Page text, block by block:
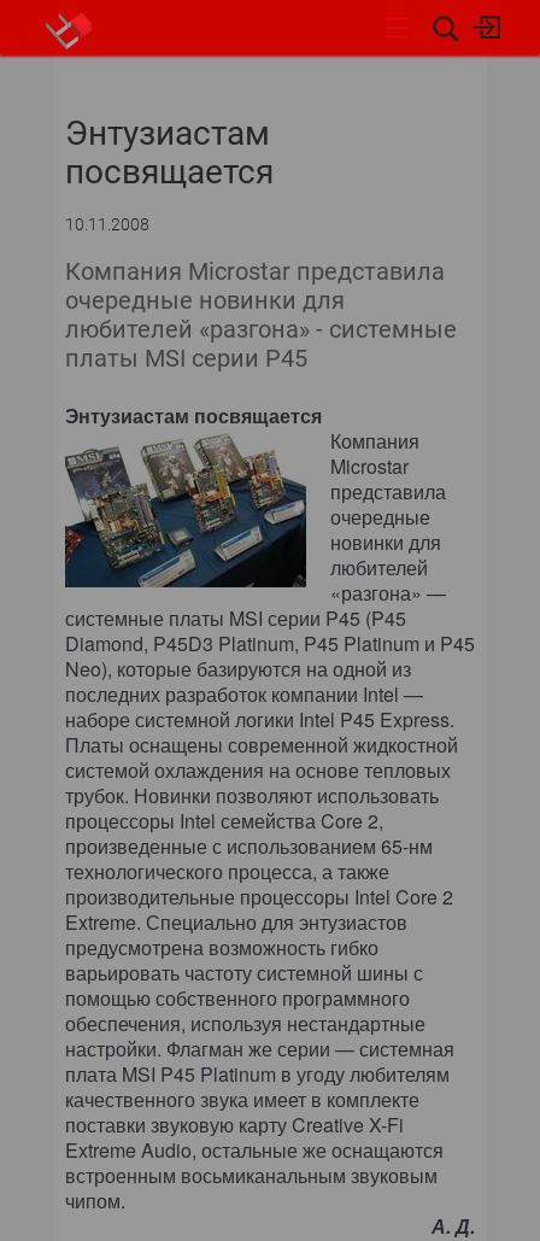
ПО И СЕРВИСЫ
Энтузиастам
посвящается
10.11.2008
Компания Microstar представила
очередные новинки для
любителей «разгона» - системные
платы MSI серии P45
Энтузиастам посвящается
Компания
Microstar
представила
очередные
новинки для
любителей
«разгона» —
системные платы MSI серии P45 (P45
Diamond, P45D3 Platinum, P45 Platinum и P45
Neo), которые базируются на одной из
последних разработок компании Intel —
наборе системной логики Intel P45 Express.
Платы оснащены современной жидкостной
системой охлаждения на основе тепловых
трубок. Новинки позволяют использовать
процессоры Intel семейства Core 2,
произведенные с использованием 65-нм
технологического процесса, а также
производительные процессоры Intel Core 2
Extreme. Специально для энтузиастов
предусмотрена возможность гибко
варьировать частоту системной шины с
помощью собственного программного
обеспечения, используя нестандартные
настройки. Флагман же серии — системная
плата MSI P45 Platinum в угоду любителям
качественного звука имеет в комплекте
поставки звуковую карту Creative X-Fi
Extreme Audio, остальные же оснащаются
встроенным восьмиканальным звуковым
чипом.
А. Д.